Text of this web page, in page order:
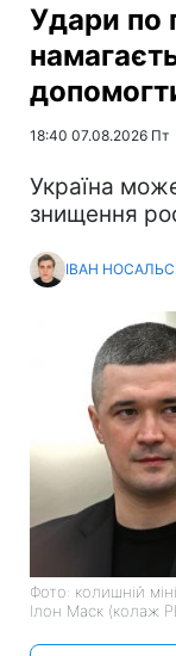
Удари по
18:40 07.08.2026 Пт
Україна
знищення
ІВАН
Фото: колишній
Ілон Маск (колаж